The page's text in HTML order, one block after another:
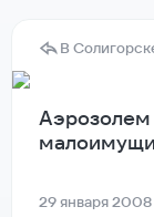
В
Аэрозолем
29 января 2008